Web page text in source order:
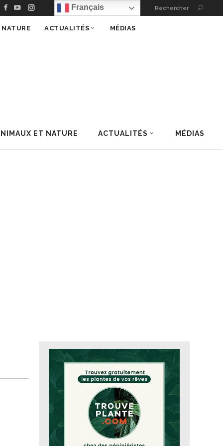
Français Rechercher
ET NATURE ACTUALITÉS MÉDIAS
ACTUALITÉS MÉDIAS